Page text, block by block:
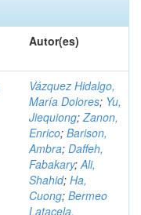
Autor(es)
Vázquez Hidalgo,
María Dolores; Yu,
Jiequiong;Zanon,
Enrico; Barison,
Ambra; Daffeh,
Fabakary;Ali,
Shahid; Ha,
Cuong; Bermeo
Latacela,